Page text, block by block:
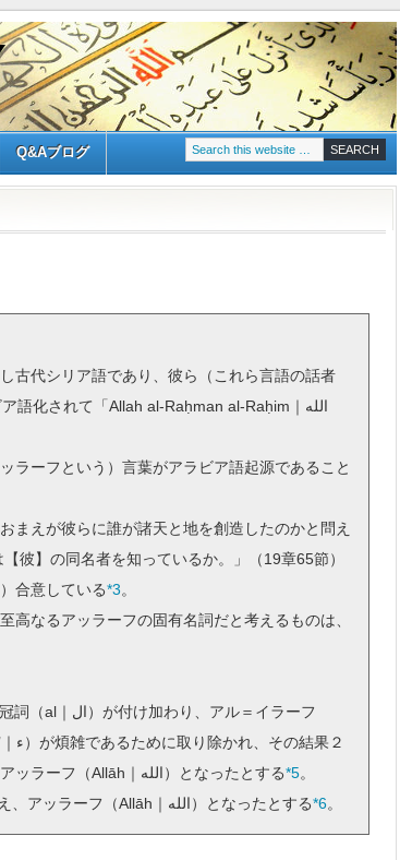
Q&Aブログ
古代シリア語であり、彼ら（これら言語の話者
ラーフという）言葉がアラビア語起源であること
えが彼らに誰が諸天と地を創造したのかと問え
彼】の同名者を知っているか。」（19章65節）
合意している*3。
なるアッラーフの固有名詞だと考えるものは、
つの l｜ل が隣接（al-lāh｜اللاه）したために最初の l｜ل が同化し（促音となり）、アッラーフ（Allāh｜الله）となったとする*5。
他方、バスラ学派は起源を lāha｜لاه であるとし、これに定冠詞（al｜ال）を付け加え、アッラーフ（Allāh｜الله）となったとする*6。